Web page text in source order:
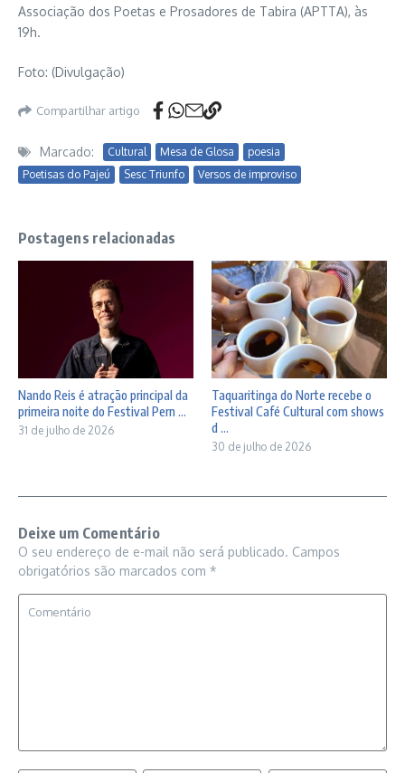
Associação dos Poetas e Prosadores de Tabira (APTTA), às
19h.
Foto: (Divulgação)
Compartilhar artigo
Marcado: Cultural Mesa de Glosa
poesia
Poetisas do Pajeú
Sesc Triunfo Versos de improviso
Postagens relacionadas
Nando Reis é atração principal da
primeira noite do Festival Pern ...
31 de julho de 2026
Taquaritinga do Norte recebe o
Festival Café Cultural com shows
d ...
30 de julho de 2026
Deixe um Comentário
O seu endereço de e-mail não será publicado. Campos
obrigatórios são marcados com *